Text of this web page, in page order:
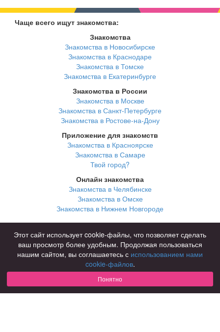
Чаще всего ищут знакомства:
Знакомства
Знакомства в Новосибирске
Знакомства в Краснодаре
Знакомства в Томске
Знакомства в Екатеринбурге
Знакомства в России
Знакомства в Москве
Знакомства в Санкт-Петербурге
Знакомства в Ростове-на-Дону
Приложение для знакомств
Знакомства в Красноярске
Знакомства в Самаре
Твой город?
Онлайн знакомства
Знакомства в Челябинске
Знакомства в Омске
Знакомства в Нижнем Новгороде
Для чего
для брака и создания семьи
для любви и с/о
для дружбы
для взрослых
В возрасте
за 40 лет
Этот сайт использует cookie-файлы, что позволяет сделать
ваш просмотр более удобным. Продолжая пользоваться
нашим сайтом, вы соглашаетесь с использованием нами
cookie-файлов.
Понятно